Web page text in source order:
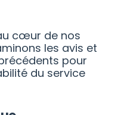
cœur de nos
les avis et
pour
du service